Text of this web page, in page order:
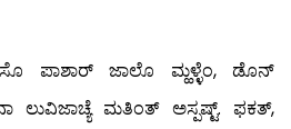
ಪಾಶಾರ್ ಜಾಲೊ ಮ್ಹಳ್ಳೆಂ, ಡೊನ್
ಲುವಿಜಾಚ್ಯೆ ಮತಿಂತ್ ಅಸ್ಪಷ್ಟ್. ಫಕತ್,